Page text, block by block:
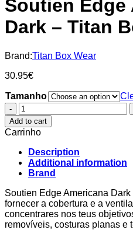
Soutien Edge
Dark – Titan
Brand:Titan Box Wear
30.95€
Tamanho
Soutien
Edge
Americana
Dark
–
Titan
Box
Wear
quantity
Add to cart
Carrinho
Description
Additional information
Brand
Soutien Edge Americana
fornecer a cobertura e a
concentrares nos teus
removíveis, costuras planas e